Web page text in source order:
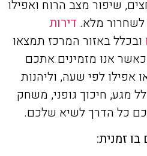
שיפור מצב הרוח ואפילו
לשחרור מלא. דירות
ובכלל באזור המרכז תמצאו
אצלנו בספא ישראל VIP כאשר אנו מזמינים אתכם
אפילו לפי שעה, וליהנות
מגע, חיכוך גופני, משחק
כל הדרך לשיא שלכם.
זמנית: